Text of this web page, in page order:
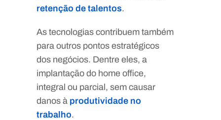
retenção de talentos.
As tecnologias contribuem também
para outros pontos estratégicos
dos negócios. Dentre eles, a
implantação do home office,
integral ou parcial, sem causar
danos à produtividade no
trabalho.